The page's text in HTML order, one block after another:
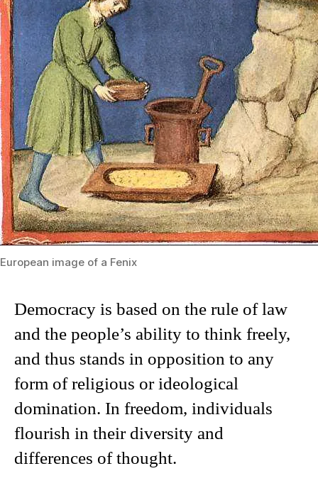
European image of a Fenix
Democracy is based on the rule of law
and the people’s ability to think freely,
and thus stands in opposition to any
form of religious or ideological
domination. In freedom, individuals
flourish in their diversity and
differences of thought.